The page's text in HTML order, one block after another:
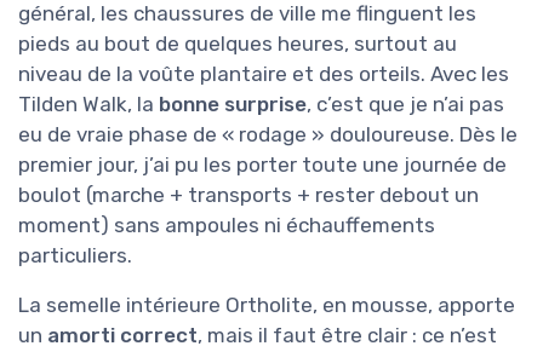
général, les chaussures de ville me flinguent les
pieds au bout de quelques heures, surtout au
niveau de la voûte plantaire et des orteils. Avec les
Tilden Walk, la bonne surprise, c’est que je n’ai pas
eu de vraie phase de « rodage » douloureuse. Dès le
premier jour, j’ai pu les porter toute une journée de
boulot (marche + transports + rester debout un
moment) sans ampoules ni échauffements
particuliers.
La semelle intérieure Ortholite, en mousse, apporte
un amorti correct, mais il faut être clair : ce n’est